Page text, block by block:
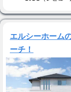
エルシーホーム
ーチ！